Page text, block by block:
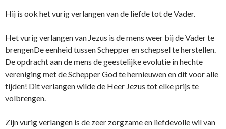
Hij is ook het vurig verlangen van de liefde tot de Vader.
Het vurig verlangen van Jezus is de mens weer bij de Vader te
brengenDe eenheid tussen Schepper en schepsel te herstellen.
De opdracht aan de mens de geestelijke evolutie in hechte
vereniging met de Schepper God te hernieuwen en dit voor alle
tijden! Dit verlangen wilde de Heer Jezus tot elke prijs te
volbrengen.
Zijn vurig verlangen is de zeer zorgzame en liefdevolle wil van